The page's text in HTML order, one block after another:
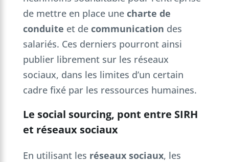
de mettre en place une charte de
conduite et de communication des
salariés. Ces derniers pourront ainsi
publier librement sur les réseaux
sociaux, dans les limites d’un certain
cadre fixé par les ressources humaines.
Le social sourcing, pont entre SIRH
et réseaux sociaux
En utilisant les réseaux sociaux, les